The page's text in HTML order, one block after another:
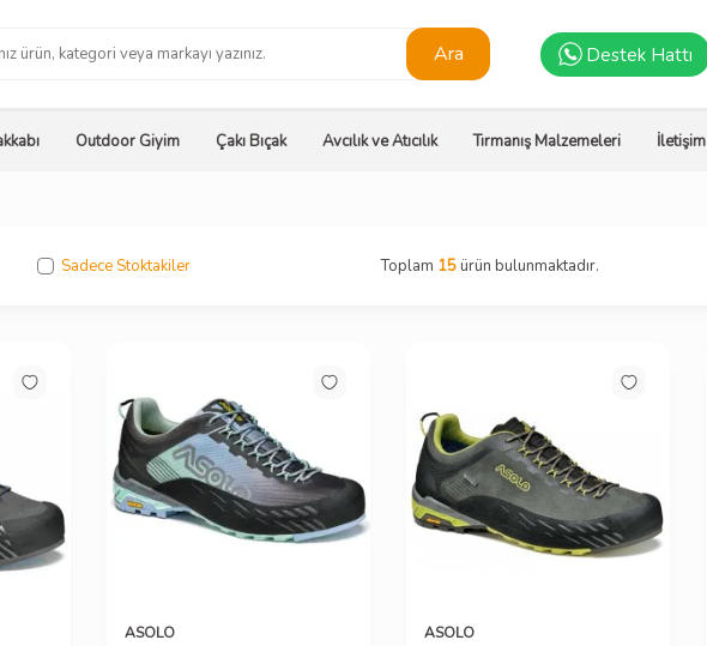
Ara Destek Hattı
Outdoor Giyim Çakı Bıçak Avcılık ve Atıcılık Tırmanış Malzemeleri İletişim
Sadece Stoktakiler Toplam 15ürün bulunmaktadır.
ASOLO ASOLO